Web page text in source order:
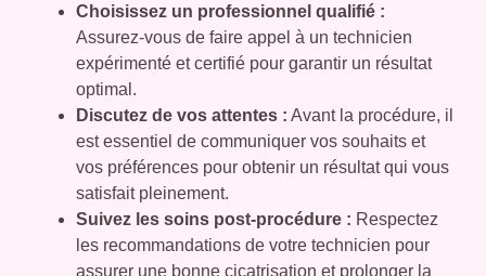
Choisissez un professionnel qualifié :
Assurez-vous de faire appel à un technicien
expérimenté et certifié pour garantir un résultat
optimal.
Discutez de vos attentes : Avant la procédure, il
est essentiel de communiquer vos souhaits et
vos préférences pour obtenir un résultat qui vous
satisfait pleinement.
Suivez les soins post-procédure : Respectez
les recommandations de votre technicien pour
assurer une bonne cicatrisation et prolonger la